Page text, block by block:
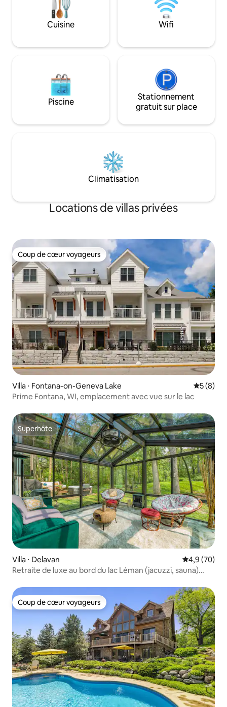
chauffage, des serviettes
supplémentaires et du personnel de
nettoyage supplémentaire. Des seaux
goût et profitez
et d'une soirée
proches !
Cuisine Wifi
Piscine
Stationnement
gratuit sur place
Climatisation
Locations de villas privées
Coup de cœur voyageurs
Coup de cœur voyageurs
Villa ⋅ Fontana-on-Geneva Lake
5 (8)
Prime Fontana, WI, emplacement avec vue sur le lac
Superhôte
Superhôte
Villa ⋅ Delavan Évaluation
4,9 (70)
Retraite de luxe au bord du lac Léman (jacuzzi, sauna)
Coup de cœur voyageurs
Coup de cœur voyageurs